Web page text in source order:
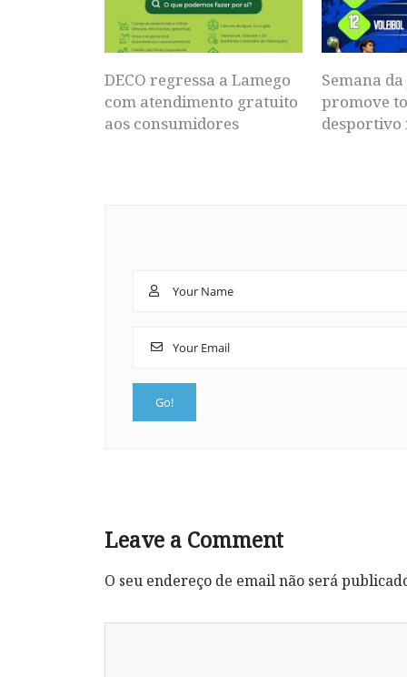
DECO regressa a Lamego
com atendimento gratuito
aos consumidores
Semana
promove
Leave a Comment
O seu endereço de email não será